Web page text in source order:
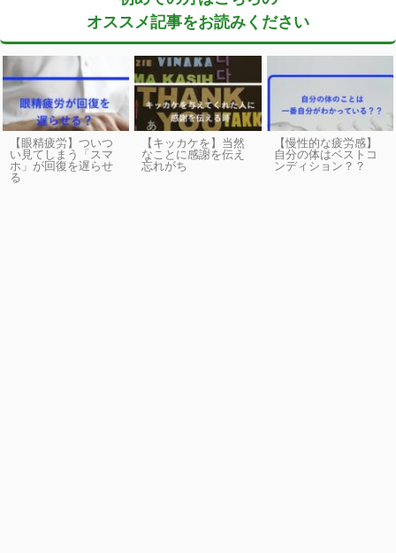
オススメ記事をお読みください
【眼精疲労】ついつ
い見てしまう「スマ
ホ」が回復を遅らせ
る
【キッカケを】当然
なことに感謝を伝え
忘れがち
【慢性的な疲労感】
自分の体はベストコ
ンディション？？